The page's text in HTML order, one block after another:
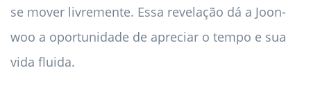
se mover livremente. Essa revelação dá a Joon-
woo a oportunidade de apreciar o tempo e sua
vida fluida.